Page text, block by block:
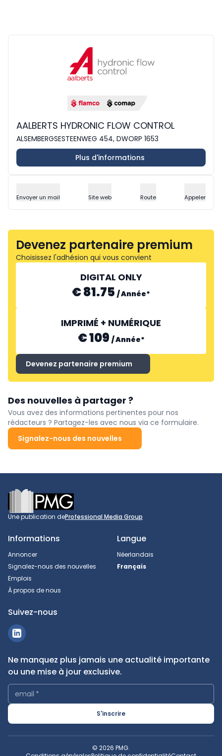
AALBERTS HYDRONIC FLOW CONTROL
ALSEMBERGSESTEENWEG 454, DWORP 1653
Plus d'informations
Envoyer un mail Site web Route Appeler
Devenez partenaire premium
Choisissez l'adhésion qui vous convient
DIGITAL ONLY
€ 81.75 /Année*
IMPRIMÉ + NUMÉRIQUE
€ 109 /Année*
Devenez partenaire premium
Des nouvelles à partager ?
Vous avez des informations pertinentes pour nos
rédacteurs ? Partagez-les avec nous via ce formulaire.
Signalez-nous des nouvelles
Footer
Une publication deProfessional Media Group
Informations
Annoncer
Signalez-nous des nouvelles
Emplois
À propos de nous
Langue
Néerlandais
Français
Suivez-nous
Ne manquez plus jamais une actualité importante
ou une mise à jour exclusive.
email *
S'inscrire
© 2026 PMG.